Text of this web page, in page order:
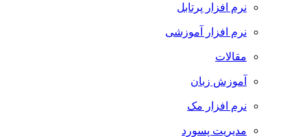
نرم افزار پرتابل
نرم افزار آموزشی
مقالات
آموزش زبان
نرم افزار مک
مدیریت پسورد